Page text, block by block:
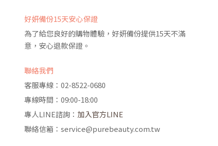
好妍備份15天安心保證
為了給您良好的購物體驗，好妍備份提供15天不滿
意，安心退款保證。
聯絡我們
客服專線：02-8522-0680
專線時間：09:00-18:00
專人LINE諮詢： 加入官方LINE
聯絡信箱：service@purebeauty.com.tw